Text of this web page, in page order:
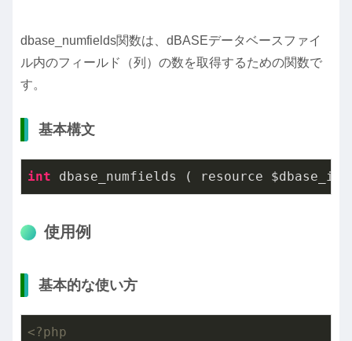
dbase_numfields関数は、dBASEデータベースファイ
ル内のフィールド（列）の数を取得するための関数で
す。
基本構文
int dbase_numfields ( resource
使用例
基本的な使い方
<?php